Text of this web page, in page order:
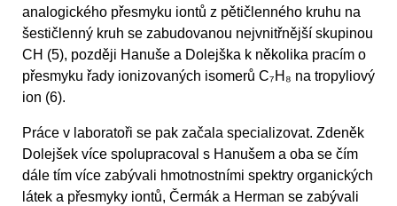
analogického přesmyku iontů z pětičlenného kruhu na
šestičlenný kruh se zabudovanou nejvnitřnější skupinou
CH (5), později Hanuše a Dolejška k několika pracím o
přesmyku řady ionizovaných isomerů C₇H₈ na tropyliový
ion (6).
Práce v laboratoři se pak začala specializovat. Zdeněk
Dolejšek více spolupracoval s Hanušem a oba se čím
dále tím více zabývali hmotnostními spektry organických
látek a přesmyky iontů, Čermák a Herman se zabývali